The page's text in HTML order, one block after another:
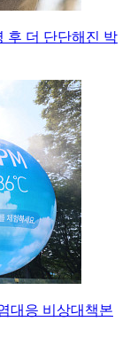
후 더 단단해진 박
대응 비상대책본